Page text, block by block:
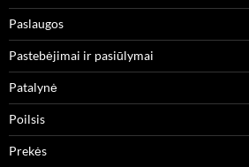
Paslaugos
Pastebėjimai ir pasiūlymai
Patalynė
Poilsis
Prekės